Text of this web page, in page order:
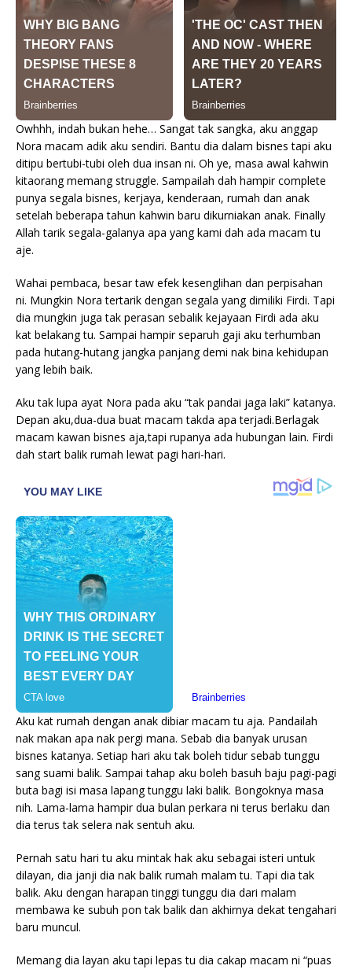
Owhhh, indah bukan hehe… Sangat tak sangka, aku anggap
Nora macam adik aku sendiri. Bantu dia dalam bisnes tapi aku
ditipu bertubi-tubi oleh dua insan ni. Oh ye, masa awal kahwin
kitaorang memang struggle. Sampailah dah hampir complete
punya segala bisnes, kerjaya, kenderaan, rumah dan anak
setelah beberapa tahun kahwin baru dikurniakan anak. Finally
Allah tarik segala-galanya apa yang kami dah ada macam tu
aje.
Wahai pembaca, besar taw efek kesenglihan dan perpisahan
ni. Mungkin Nora tertarik dengan segala yang dimiliki Firdi. Tapi
dia mungkin juga tak perasan sebalik kejayaan Firdi ada aku
kat belakang tu. Sampai hampir separuh gaji aku terhumban
pada hutang-hutang jangka panjang demi nak bina kehidupan
yang lebih baik.
Aku tak lupa ayat Nora pada aku “tak pandai jaga laki” katanya.
Depan aku,dua-dua buat macam takda apa terjadi.Berlagak
macam kawan bisnes aja,tapi rupanya ada hubungan lain. Firdi
dah start balik rumah lewat pagi hari-hari.
Aku kat rumah dengan anak dibiar macam tu aja. Pandailah
nak makan apa nak pergi mana. Sebab dia banyak urusan
bisnes katanya. Setiap hari aku tak boleh tidur sebab tunggu
sang suami balik. Sampai tahap aku boleh basuh baju pagi-pagi
buta bagi isi masa lapang tunggu laki balik. Bongoknya masa
nih. Lama-lama hampir dua bulan perkara ni terus berlaku dan
dia terus tak selera nak sentuh aku.
Pernah satu hari tu aku mintak hak aku sebagai isteri untuk
dilayan, dia janji dia nak balik rumah malam tu. Tapi dia tak
balik. Aku dengan harapan tinggi tunggu dia dari malam
membawa ke subuh pon tak balik dan akhirnya dekat tengahari
baru muncul.
Memang dia layan aku tapi lepas tu dia cakap macam ni “puas